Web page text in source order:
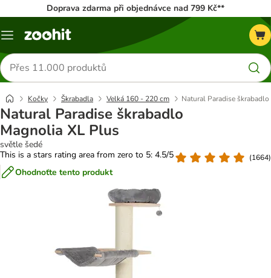
Doprava zdarma při objednávce nad 799 Kč**
Menu
Hledat
produkty
Kočky Škrabadla Velká 160 - 220 cm Natural Paradise
Natural Paradise škrabadlo
Magnolia XL Plus
světle šedé
This is a stars rating area from zero to 5: 4.5/5
(1664)
Ohodnoťte tento produkt